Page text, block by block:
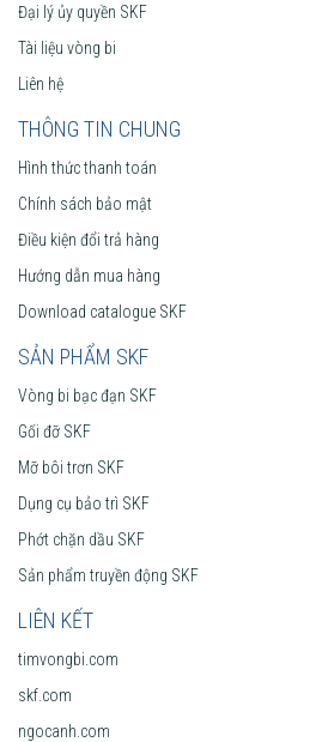
Đại lý ủy quyền SKF
Tài liệu vòng bi
Liên hệ
THÔNG TIN CHUNG
Hình thức thanh toán
Chính sách bảo mật
Điều kiện đổi trả hàng
Hướng dẫn mua hàng
Download catalogue SKF
SẢN PHẨM SKF
Vòng bi bạc đạn SKF
Gối đỡ SKF
Mỡ bôi trơn SKF
Dụng cụ bảo trì SKF
Phớt chặn dầu SKF
Sản phẩm truyền động SKF
LIÊN KẾT
timvongbi.com
skf.com
ngocanh.com